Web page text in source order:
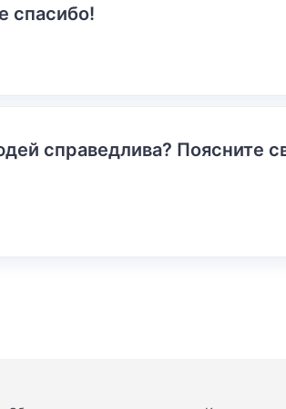
спасибо!
справедлива? Поясните